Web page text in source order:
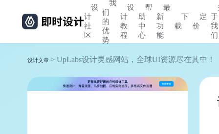
设
计
社
区
我
们
的
优
势
设
计
教
程
帮
助
中
心
最
新
功
能
下
载
定
价
于
我
们
设计文章 > UpLabs设计灵感网站，全球UI资源尽在其中！